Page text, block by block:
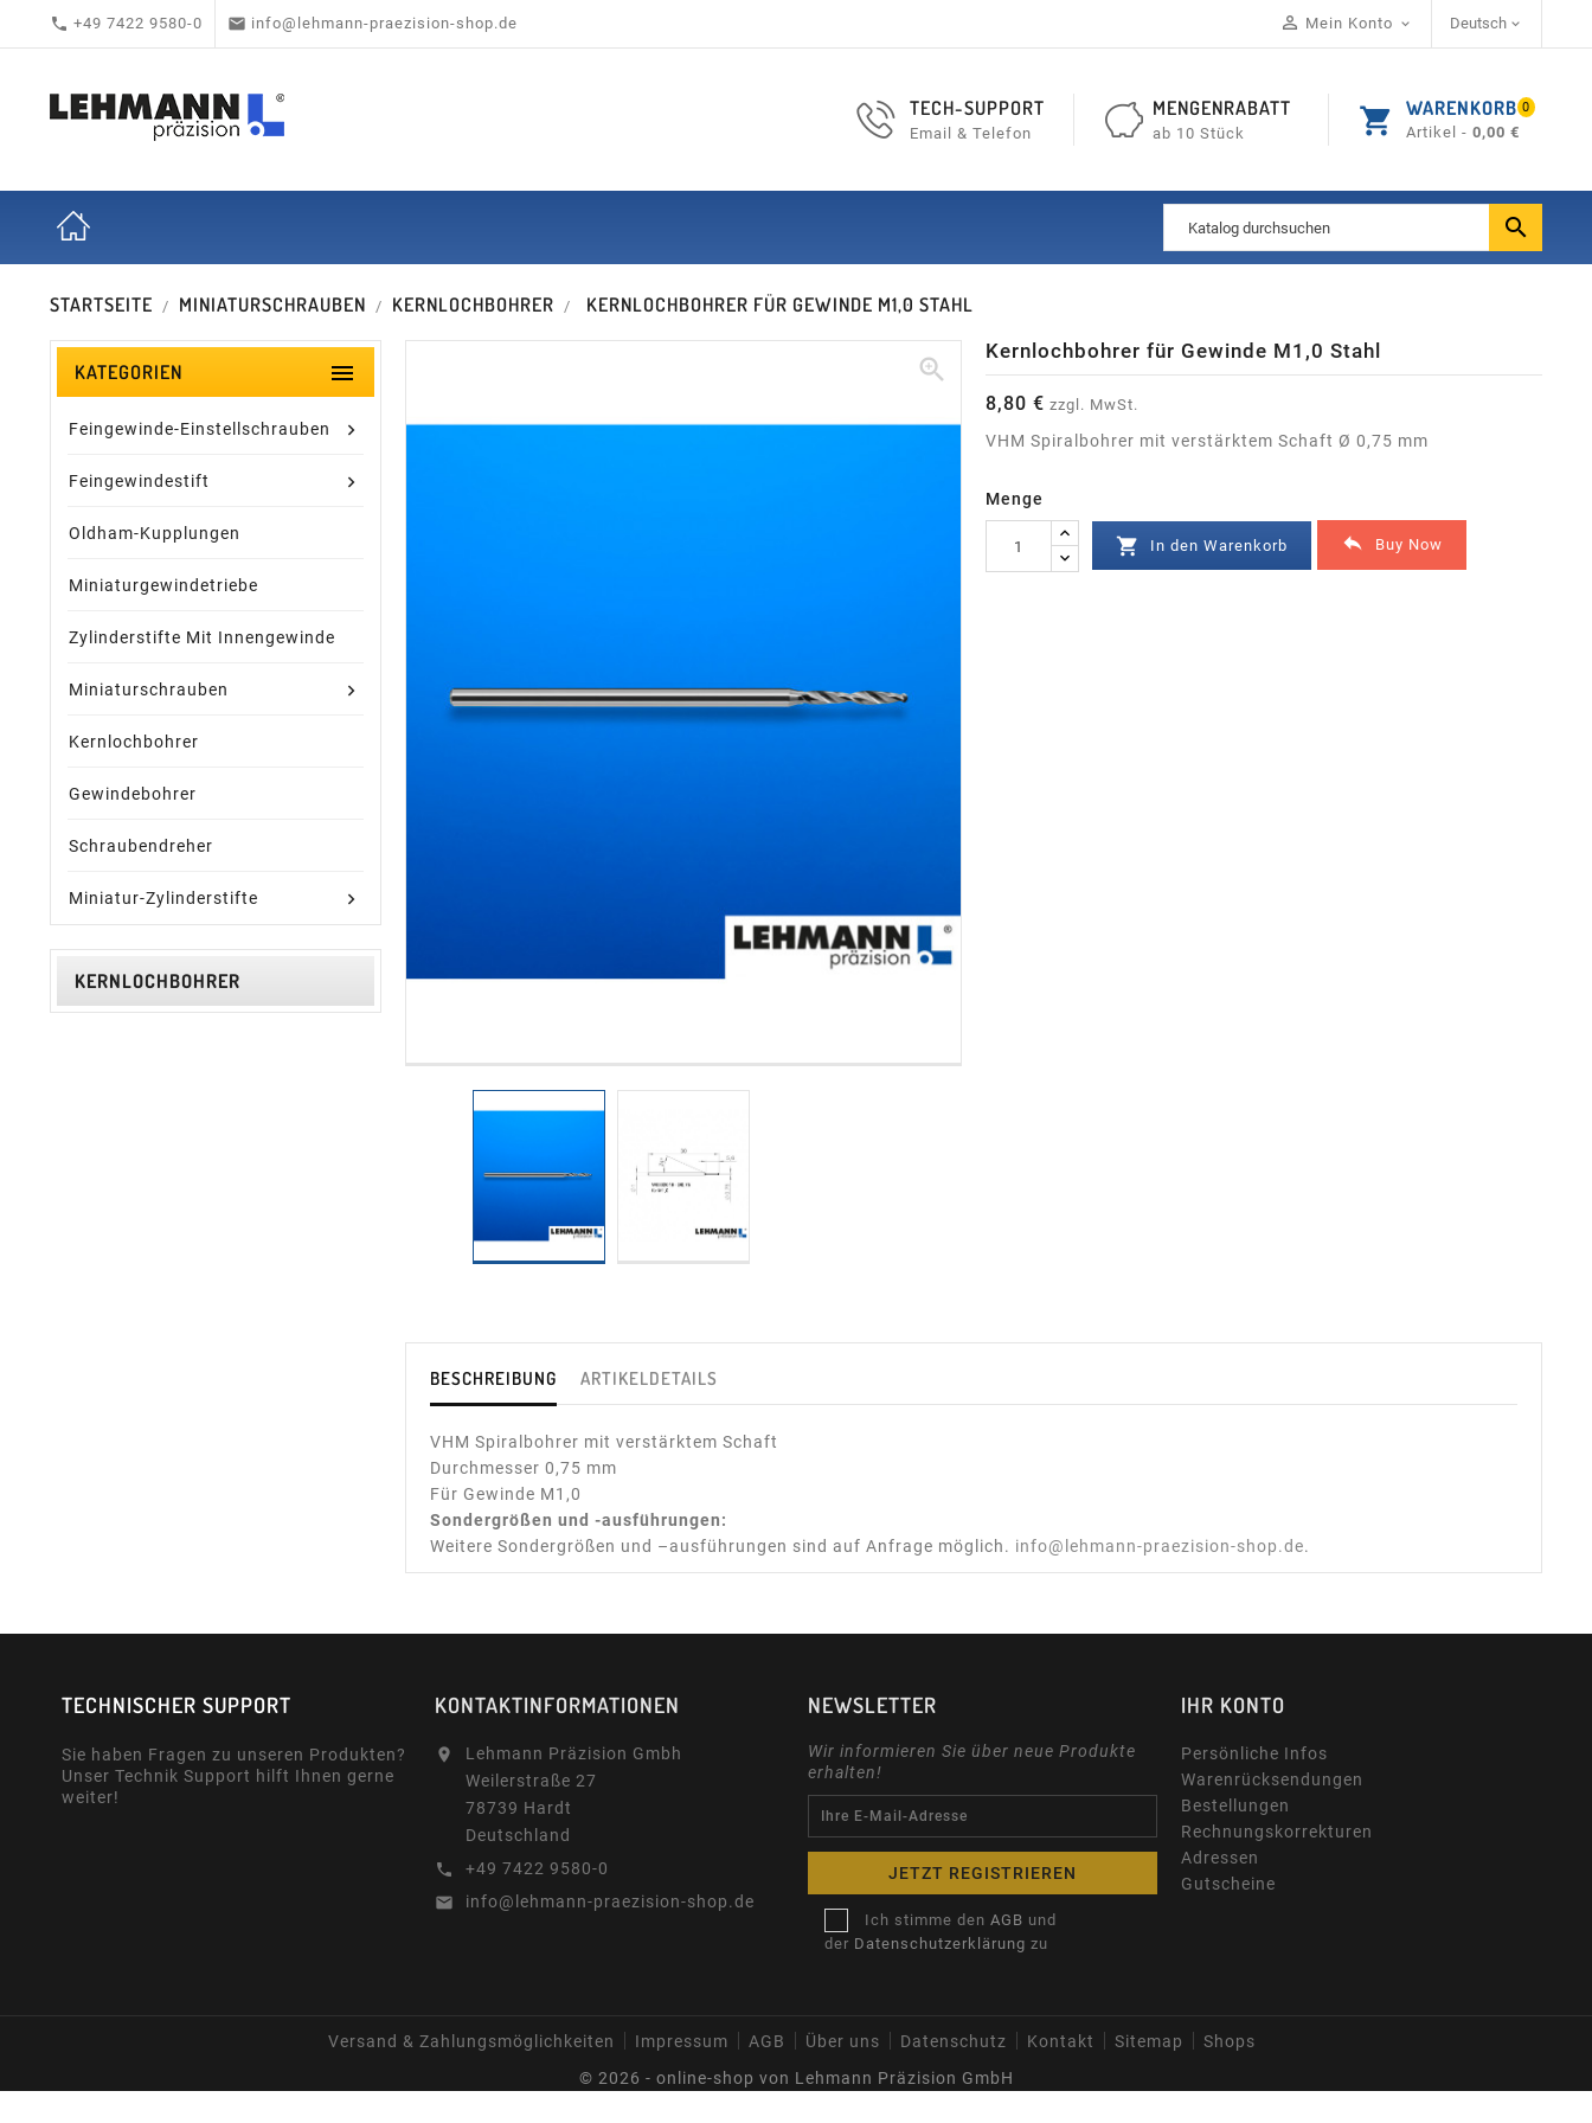
 +49 7422 9580-0  info@lehmann-praezision-shop.de Deutsch 
 Mein Konto 
shopping_cart WARENKORB 0
Artikel - 0,00 €
TECH-SUPPORT
Email & Telefon
MENGENRABATT
ab 10 Stück

STARTSEITE MINIATURSCHRAUBEN KERNLOCHBOHRER KERNLOCHBOHRER FÜR GEWINDE M1,0 STAHL
KATEGORIEN 
Feingewinde-Einstellschrauben
Feingewindestift
Oldham-Kupplungen
Miniaturgewindetriebe
Zylinderstifte Mit Innengewinde
Miniaturschrauben
Kernlochbohrer
Gewindebohrer
Schraubendreher
Miniatur-Zylinderstifte
KERNLOCHBOHRER

Kernlochbohrer für Gewinde M1,0 Stahl
8,80 € zzgl. MwSt.
VHM Spiralbohrer mit verstärktem Schaft Ø 0,75 mm
Menge
 In den Warenkorb  Buy Now
BESCHREIBUNG ARTIKELDETAILS
VHM Spiralbohrer mit verstärktem Schaft
Durchmesser 0,75 mm
Für Gewinde M1,0
Sondergrößen und -ausführungen:
Weitere Sondergrößen und –ausführungen sind auf Anfrage möglich. info@lehmann-praezision-shop.de.
TECHNISCHER SUPPORT
Sie haben Fragen zu unseren Produkten?
Unser Technik Support hilft Ihnen gerne
weiter!
KONTAKTINFORMATIONEN

Lehmann Präzision Gmbh
Weilerstraße 27
78739 Hardt
Deutschland

+49 7422 9580-0

info@lehmann-praezision-shop.de
NEWSLETTER
Wir informieren Sie über neue Produkte
erhalten!
Ich stimme den AGB und
der Datenschutzerklärung zu
IHR KONTO
Persönliche Infos
Warenrücksendungen
Bestellungen
Rechnungskorrekturen
Adressen
Gutscheine
Versand & Zahlungsmöglichkeiten Impressum AGB Über uns Datenschutz Kontakt Sitemap
Shops
© 2026 - online-shop von Lehmann Präzision GmbH